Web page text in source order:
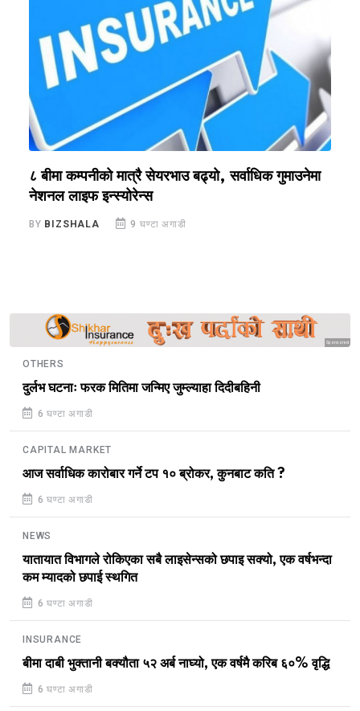
८ बीमा कम्पनीको मात्रै सेयरभाउ बढ्यो, सर्वाधिक गुमाउनेमा
नेशनल लाइफ इन्स्योरेन्स
BY BIZSHALA 9 घण्टा अगाडी
Sponsored
OTHERS
दुर्लभ घटनाः फरक मितिमा जन्मिए जुम्ल्याहा दिदीबहिनी
6 घण्टा अगाडी
CAPITAL MARKET
आज सर्वाधिक कारोबार गर्ने टप १० ब्रोकर, कुनबाट कति ?
6 घण्टा अगाडी
NEWS
यातायात विभागले रोकिएका सबै लाइसेन्सको छपाइ सक्यो, एक वर्षभन्दा
कम म्यादको छपाई स्थगित
6 घण्टा अगाडी
INSURANCE
बीमा दाबी भुक्तानी बक्यौता ५२ अर्ब नाघ्यो, एक वर्षमै करिब ६०% वृद्धि
6 घण्टा अगाडी